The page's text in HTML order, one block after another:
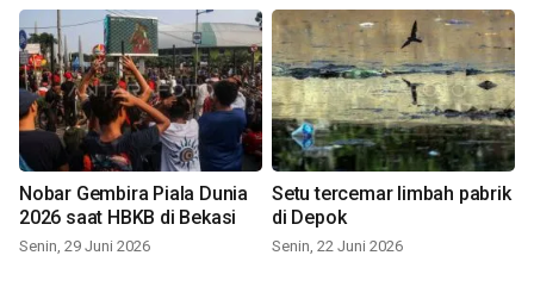
Nobar Gembira Piala Dunia
2026 saat HBKB di Bekasi
Senin, 29 Juni 2026
Setu tercemar limbah pabrik
di Depok
Senin, 22 Juni 2026